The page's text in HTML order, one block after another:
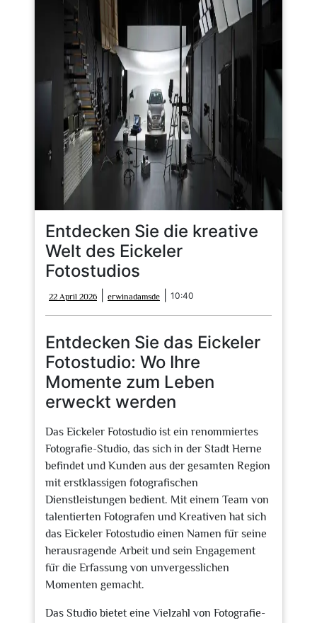
Entdecken Sie die kreative
Welt des Eickeler
Fotostudios
22 April 2026
April
2026
erwinadamsde erwinadamsde
10:40
Entdecken Sie das Eickeler
Fotostudio: Wo Ihre
Momente zum Leben
erweckt werden
Das Eickeler Fotostudio ist ein renommiertes
Fotografie-Studio, das sich in der Stadt Herne
befindet und Kunden aus der gesamten Region
mit erstklassigen fotografischen
Dienstleistungen bedient. Mit einem Team von
talentierten Fotografen und Kreativen hat sich
das Eickeler Fotostudio einen Namen für seine
herausragende Arbeit und sein Engagement
für die Erfassung von unvergesslichen
Momenten gemacht.
Das Studio bietet eine Vielzahl von Fotografie-